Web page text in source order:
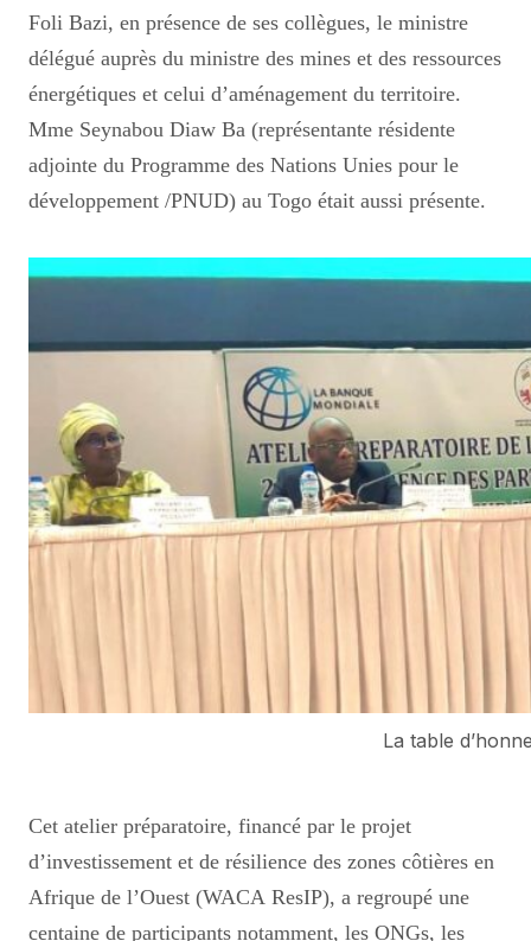
Foli Bazi, en présence de ses collègues, le ministre
délégué auprès du ministre des mines et des ressources
énergétiques et celui d’aménagement du territoire.
Mme Seynabou Diaw Ba (représentante résidente
adjointe du Programme des Nations Unies pour le
développement /PNUD) au Togo était aussi présente.
La table
Cet atelier préparatoire, financé par le projet
d’investissement et de résilience des zones côtières en
Afrique de l’Ouest (WACA ResIP), a regroupé une
centaine de participants notamment, les ONGs, les